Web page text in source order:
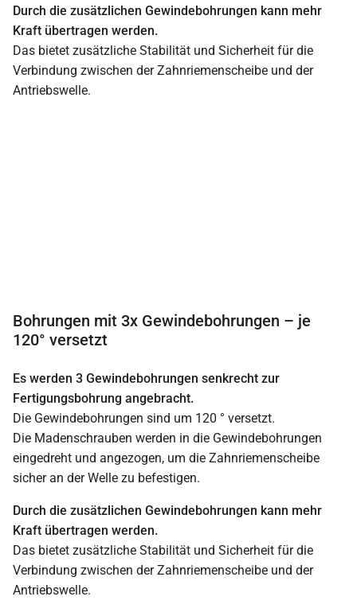
Durch die zusätzlichen Gewindebohrungen kann mehr
Kraft übertragen werden.
Das bietet zusätzliche Stabilität und Sicherheit für die
Verbindung zwischen der Zahnriemenscheibe und der
Antriebswelle.
Bohrungen mit 3x Gewindebohrungen – je
120° versetzt
Es werden 3 Gewindebohrungen senkrecht zur
Fertigungsbohrung angebracht.
Die Gewindebohrungen sind um 120 ° versetzt.
Die Madenschrauben werden in die Gewindebohrungen
eingedreht und angezogen, um die Zahnriemenscheibe
sicher an der Welle zu befestigen.
Durch die zusätzlichen Gewindebohrungen kann mehr
Kraft übertragen werden.
Das bietet zusätzliche Stabilität und Sicherheit für die
Verbindung zwischen der Zahnriemenscheibe und der
Antriebswelle.